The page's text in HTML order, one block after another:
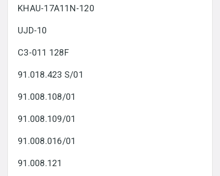
KHAU-17A11N-120
UJD-10
C3-011 128F
91.018.423 S/01
91.008.108/01
91.008.109/01
91.008.016/01
91.008.121